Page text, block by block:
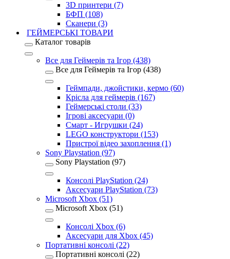
3D принтери (7)
БФП (108)
Сканери (3)
ГЕЙМЕРСЬКІ ТОВАРИ
Каталог товарів
Все для Геймерів та Ігор (438)
Все для Геймерів та Ігор (438)
Геймпади, джойстики, кермо (60)
Крісла для геймерів (167)
Геймерські столи (33)
Ігрові аксесуари (0)
Смарт - Игрушки (24)
LEGO конструктори (153)
Пристрої відео захоплення (1)
Sony Playstation (97)
Sony Playstation (97)
Консолі PlayStation (24)
Аксесуари PlayStation (73)
Microsoft Xbox (51)
Microsoft Xbox (51)
Консолі Xbox (6)
Аксесуари для Xbox (45)
Портативні консолі (22)
Портативні консолі (22)